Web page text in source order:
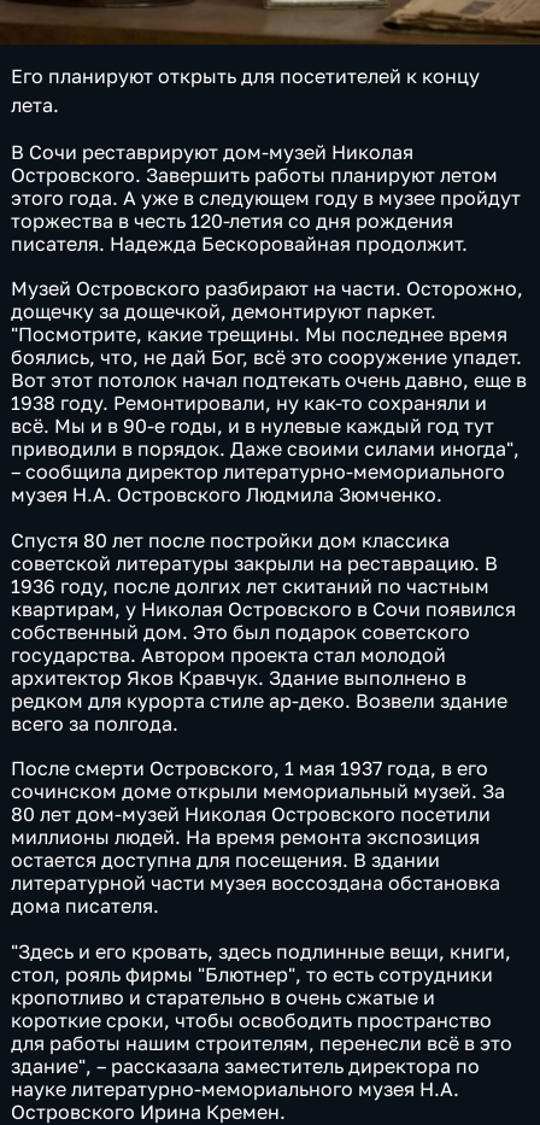
Его планируют открыть для посетителей к концу
лета.
В Сочи реставрируют дом-музей Николая
Островского. Завершить работы планируют летом
этого года. А уже в следующем году в музее пройдут
торжества в честь 120-летия со дня рождения
писателя. Надежда Бескоровайная продолжит.
Музей Островского разбирают на части. Осторожно,
дощечку за дощечкой, демонтируют паркет.
"Посмотрите, какие трещины. Мы последнее время
боялись, что, не дай Бог, всё это сооружение упадет.
Вот этот потолок начал подтекать очень давно, еще в
1938 году. Ремонтировали, ну как-то сохраняли и
всё. Мы и в 90-е годы, и в нулевые каждый год тут
приводили в порядок. Даже своими силами иногда",
– сообщила директор литературно-мемориального
музея Н.А. Островского Людмила Зюмченко.
Спустя 80 лет после постройки дом классика
советской литературы закрыли на реставрацию. В
1936 году, после долгих лет скитаний по частным
квартирам, у Николая Островского в Сочи появился
собственный дом. Это был подарок советского
государства. Автором проекта стал молодой
архитектор Яков Кравчук. Здание выполнено в
редком для курорта стиле ар-деко. Возвели здание
всего за полгода.
После смерти Островского, 1 мая 1937 года, в его
сочинском доме открыли мемориальный музей. За
80 лет дом-музей Николая Островского посетили
миллионы людей. На время ремонта экспозиция
остается доступна для посещения. В здании
литературной части музея воссоздана обстановка
дома писателя.
"Здесь и его кровать, здесь подлинные вещи, книги,
стол, рояль фирмы "Блютнер", то есть сотрудники
кропотливо и старательно в очень сжатые и
короткие сроки, чтобы освободить пространство
для работы нашим строителям, перенесли всё в это
здание", – рассказала заместитель директора по
науке литературно-мемориального музея Н.А.
Островского Ирина Кремен.